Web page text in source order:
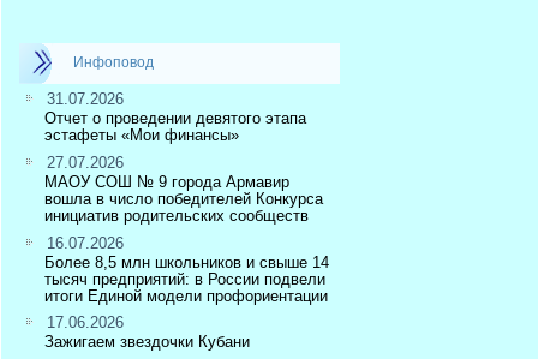
Инфоповод
31.07.2026
Отчет о проведении девятого этапа
эстафеты «Мои финансы»
27.07.2026
МАОУ СОШ № 9 города Армавир
вошла в число победителей Конкурса
инициатив родительских сообществ
16.07.2026
Более 8,5 млн школьников и свыше 14
тысяч предприятий: в России подвели
итоги Единой модели профориентации
17.06.2026
Зажигаем звездочки Кубани